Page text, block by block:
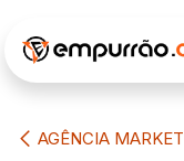
AGÊNCIA